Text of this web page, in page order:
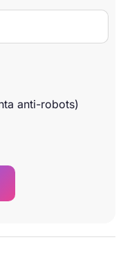
anti-robots)